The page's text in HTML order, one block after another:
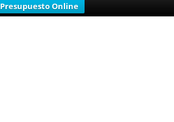
Presupuesto Online